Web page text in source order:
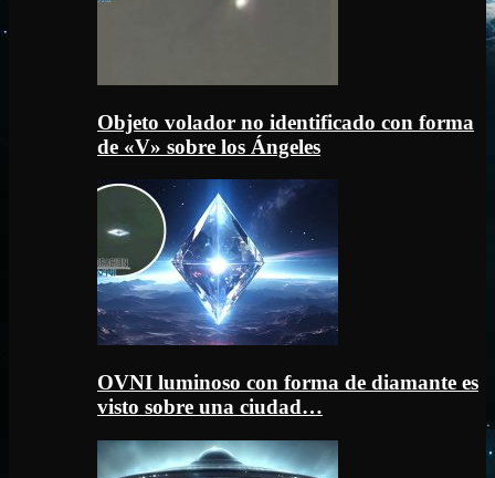
Objeto volador no identificado con forma
de «V» sobre los Ángeles
OVNI luminoso con forma de diamante es
visto sobre una ciudad…